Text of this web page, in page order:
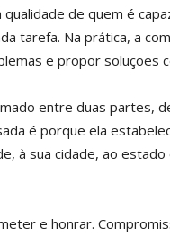
de quem é
tarefa. Na prática, a
e propor soluções
entre duas partes,
é porque ela
à sua cidade, ao
e honrar.